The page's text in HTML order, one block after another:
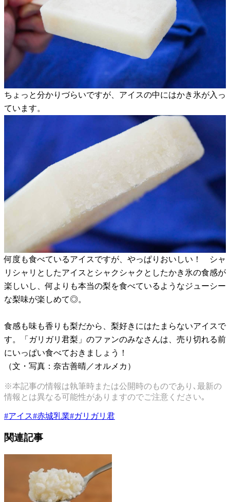
ちょっと分かりづらいですが、アイスの中にはかき氷が入っ
ています。
何度も食べているアイスですが、やっぱりおいしい！ シャ
リシャリとしたアイスとシャクシャクとしたかき氷の食感が
楽しいし、何よりも本当の梨を食べているようなジューシー
な梨味が楽しめて◎。
食感も味も香りも梨だから、梨好きにはたまらないアイスで
す。「ガリガリ君梨」のファンのみなさんは、売り切れる前
にいっぱい食べておきましょう！
（文・写真：奈古善晴／オルメカ）
※本記事の情報は執筆時または公開時のものであり､最新の
情報とは異なる可能性がありますのでご注意ください｡
#アイス#赤城乳業#ガリガリ君
関連記事